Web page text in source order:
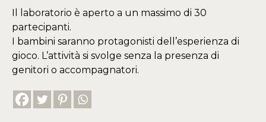
Il laboratorio è aperto a un massimo di 30
partecipanti.
I bambini saranno protagonisti dell’esperienza di
gioco. L’attività si svolge senza la presenza di
genitori o accompagnatori.